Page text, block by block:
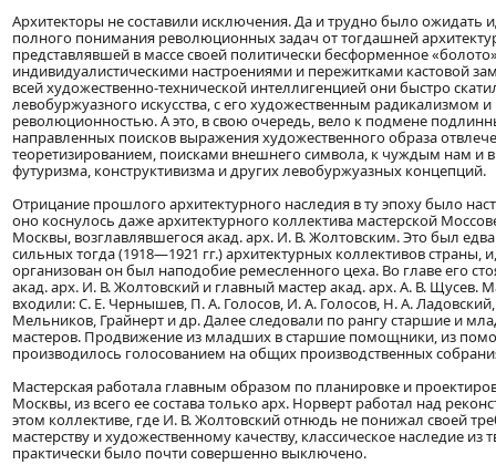
Архитекторы не составили исключения. Да и трудно было ожидать
полного понимания революционных задач от тогдашней
представлявшей в массе своей политически бесформенное
индивидуалистическими настроениями и пережитками кастовой
всей художественно-технической интеллигенцией они быстро
левобуржуазного искусства, с его художественным радикализмом
революционностью. А это, в свою очередь, вело к подмене
направленных поисков выражения художественного образа
теоретизированием, поисками внешнего символа, к чуждым нам и
футуризма, конструктивизма и других левобуржуазных концепций.
Отрицание прошлого архитектурного наследия в ту эпоху было
оно коснулось даже архитектурного коллектива мастерской
Москвы, возглавлявшегося акад. арх. И. В. Жолтовским. Это был
сильных тогда (1918—1921 гг.) архитектурных коллективов страны,
организован он был наподобие ремесленного цеха. Во главе его
акад. арх. И. В. Жолтовский и главный мастер акад. арх. А. В. Щусев.
входили: С. Е. Чернышев, П. А. Голосов, И. А. Голосов, Н. А.
Мельников, Грайнерт и др. Далее следовали по рангу старшие и
мастеров. Продвижение из младших в старшие помощники, из
производилось голосованием на общих производственных
Мастерская работала главным образом по планировке и
Москвы, из всего ее состава только арх. Норверт работал над
этом коллективе, где И. В. Жолтовский отнюдь не понижал своей
мастерству и художественному качеству, классическое наследие из
практически было почти совершенно выключено.